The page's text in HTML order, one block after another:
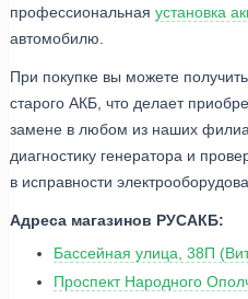
профессиональная установка
автомобилю.
При покупке вы можете
старого АКБ, что делает
замене в любом из наших
диагностику генератора и
в исправности
Адреса магазинов РУСАКБ:
Бассейная улица, 38П
Проспект Народного